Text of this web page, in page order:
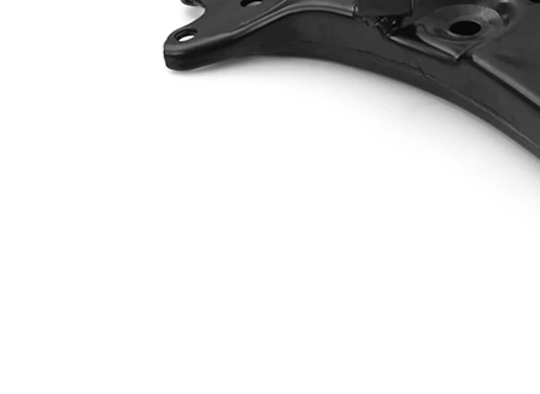
párová čísla
výrobku